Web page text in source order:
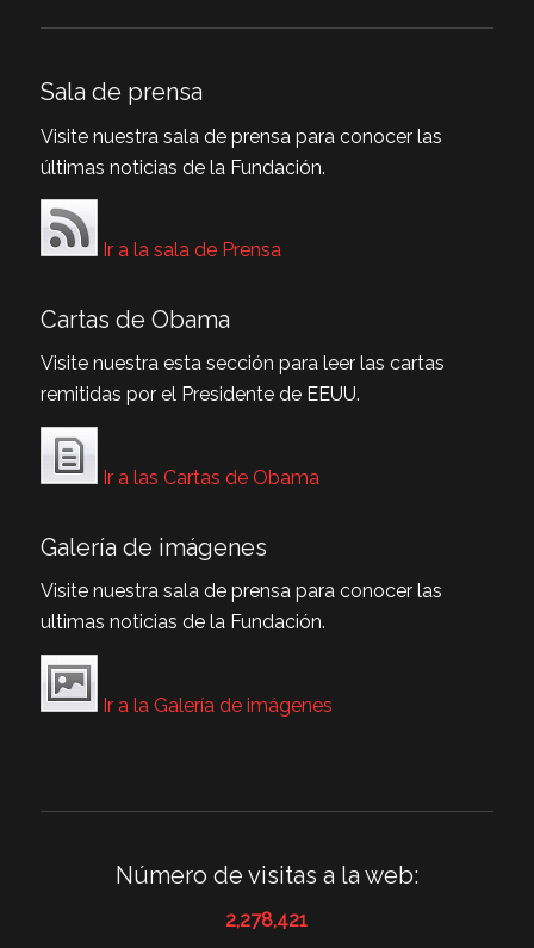
Sala de prensa
Visite nuestra sala de prensa para conocer las
últimas noticias de la Fundación.
Ir a la sala de Prensa
Cartas de Obama
Visite nuestra esta sección para leer las cartas
remitidas por el Presidente de EEUU.
Ir a las Cartas de Obama
Galería de imágenes
Visite nuestra sala de prensa para conocer las
ultimas noticias de la Fundación.
Ir a la Galería de imágenes
Número de visitas a la web:
2,278,421